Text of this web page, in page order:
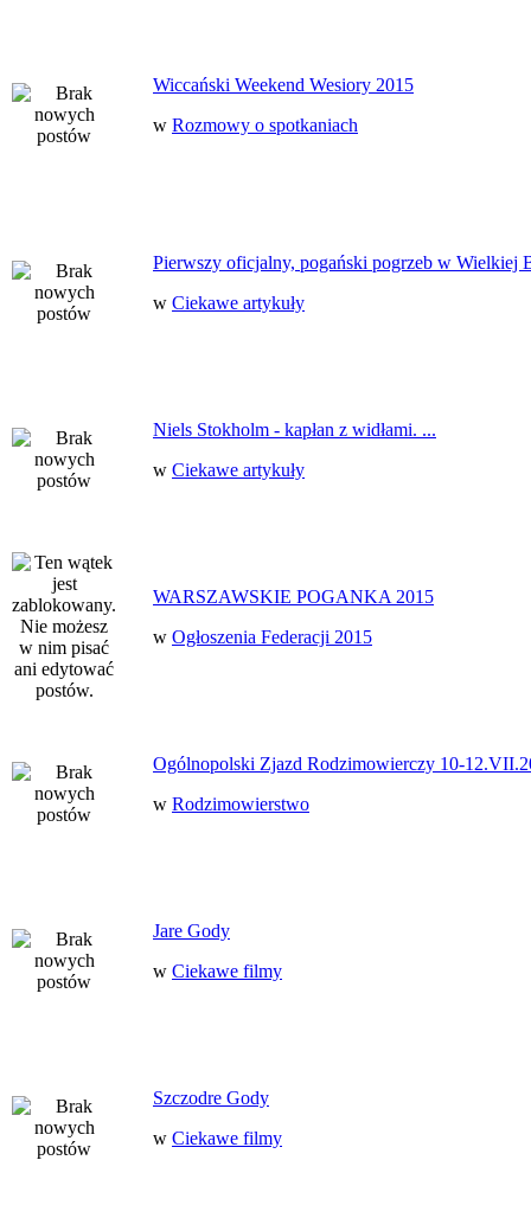
Wiccański Weekend Wesiory 2015
w Rozmowy o spotkaniach
Pierwszy oficjalny, pogański pogrzeb w Wielkiej
w Ciekawe artykuły
Niels Stokholm - kapłan z widłami. ...
w Ciekawe artykuły
WARSZAWSKIE POGANKA 2015
w Ogłoszenia Federacji 2015
Ogólnopolski Zjazd Rodzimowierczy 10-
w Rodzimowierstwo
Jare Gody
w Ciekawe filmy
Szczodre Gody
w Ciekawe filmy